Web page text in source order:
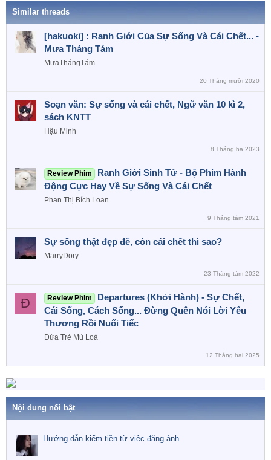
Similar threads
[hakuoki] : Ranh Giới Của Sự Sống Và Cái Chết... -
Mưa Tháng Tám
MưaThángTám
20 Tháng mười 2020
Soạn văn: Sự sống và cái chết, Ngữ văn 10 kì 2,
sách KNTT
Hậu Minh
8 Tháng ba 2023
Review Phim
Ranh Giới Sinh Tử - Bộ Phim Hành
Động Cực Hay Về Sự Sống Và Cái Chết
Phan Thị Bích Loan
9 Tháng tám 2021
Sự sống thật đẹp đẽ, còn cái chết thì sao?
MarryDory
23 Tháng tám 2022
Đ Review Phim
Departures (Khởi Hành) - Sự Chết,
Cái Sống, Cách Sống... Đừng Quên Nói Lời Yêu
Thương Rồi Nuối Tiếc
Đứa Trẻ Mù Loà
12 Tháng hai 2025
Nội dung nổi bật
Hướng dẫn kiếm tiền từ việc đăng ảnh